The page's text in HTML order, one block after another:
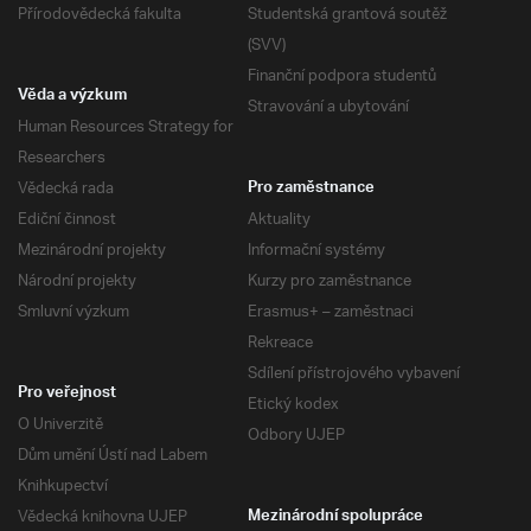
Přírodovědecká fakulta
Studentská grantová soutěž
(SVV)
Finanční podpora studentů
Stravování a ubytování
Věda a výzkum
Human Resources Strategy for
Researchers
Vědecká rada
Ediční činnost
Mezinárodní projekty
Národní projekty
Smluvní výzkum
Pro zaměstnance
Aktuality
Informační systémy
Kurzy pro zaměstnance
Erasmus+ – zaměstnaci
Rekreace
Sdílení přístrojového vybavení
Etický kodex
Odbory UJEP
Pro veřejnost
O Univerzitě
Dům umění Ústí nad Labem
Knihkupectví
Vědecká knihovna UJEP
Mezinárodní spolupráce